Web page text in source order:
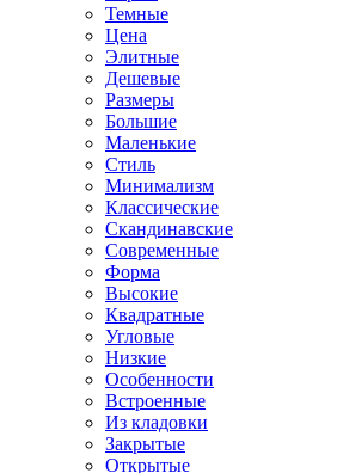
Темные
Цена
Элитные
Дешевые
Размеры
Большие
Маленькие
Стиль
Минимализм
Классические
Скандинавские
Современные
Форма
Высокие
Квадратные
Угловые
Низкие
Особенности
Встроенные
Из кладовки
Закрытые
Открытые